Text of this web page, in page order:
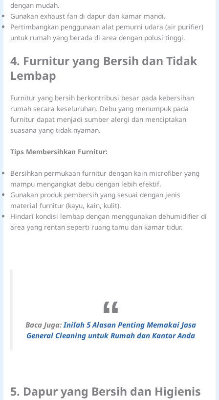
dengan mudah.
Gunakan exhaust fan di dapur dan kamar mandi.
Pertimbangkan penggunaan alat pemurni udara (air purifier)
untuk rumah yang berada di area dengan polusi tinggi.
4. Furnitur yang Bersih dan Tidak
Lembap
Furnitur yang bersih berkontribusi besar pada kebersihan
rumah secara keseluruhan. Debu yang menumpuk pada
furnitur dapat menjadi sumber alergi dan menciptakan
suasana yang tidak nyaman.
Tips Membersihkan Furnitur:
Bersihkan permukaan furnitur dengan kain microfiber yang
mampu mengangkat debu dengan lebih efektif.
Gunakan produk pembersih yang sesuai dengan jenis
material furnitur (kayu, kain, kulit).
Hindari kondisi lembap dengan menggunakan dehumidifier di
area yang rentan seperti ruang tamu dan kamar tidur.
Baca Juga: Inilah 5 Alasan Penting Memakai Jasa
General Cleaning untuk Rumah dan Kantor Anda
5. Dapur yang Bersih dan Higienis